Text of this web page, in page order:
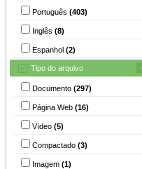
Português (403)
Inglês (8)
Espanhol (2)
Tipo do arquivo
Documento (297)
Página Web (16)
Vídeo (5)
Compactado (3)
Imagem (1)